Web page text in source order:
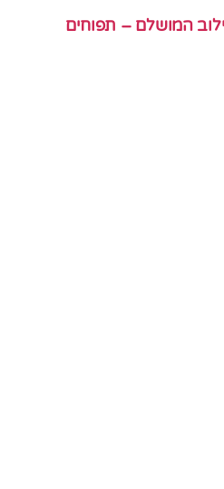
המושלם – תפוחים